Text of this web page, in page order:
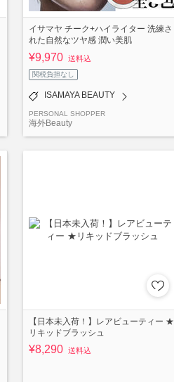
イサマヤ チーク+ハイライター 洗練さ
れた自然なツヤ感 潤い美肌
¥9,970 送料込
関税負担なし
ISAMAYA BEAUTY
PERSONAL SHOPPER
海外Beauty
【日本未入荷！】レアビューティー ★
リキッドブラッシュ
¥8,290 送料込